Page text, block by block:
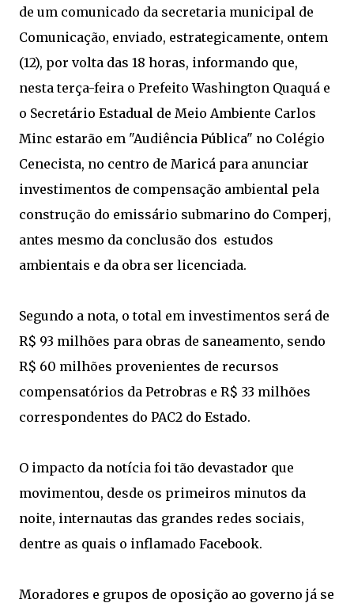
de um comunicado da secretaria municipal de
Comunicação, enviado, estrategicamente, ontem
(12), por volta das 18 horas, informando que,
nesta terça-feira o Prefeito Washington Quaquá e
o Secretário Estadual de Meio Ambiente Carlos
Minc estarão em "Audiência Pública" no Colégio
Cenecista, no centro de Maricá para anunciar
investimentos de compensação ambiental pela
construção do emissário submarino do Comperj,
antes mesmo da conclusão dos estudos
ambientais e da obra ser licenciada.
Segundo a nota, o total em investimentos será de
R$ 93 milhões para obras de saneamento, sendo
R$ 60 milhões provenientes de recursos
compensatórios da Petrobras e R$ 33 milhões
correspondentes do PAC2 do Estado.
O impacto da notícia foi tão devastador que
movimentou, desde os primeiros minutos da
noite, internautas das grandes redes sociais,
dentre as quais o inflamado Facebook.
Moradores e grupos de oposição ao governo já se